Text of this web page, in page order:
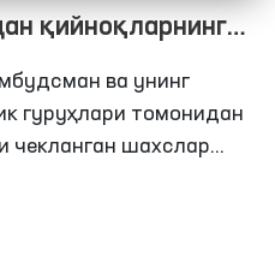
қийноқларнинг
превентив
2022 йилнинг 9
мониторинг
ва унинг
гуруҳлари томонидан
чекланган шахслар
Ушбу кўрсаткич
та, 2020 йилнинг 9